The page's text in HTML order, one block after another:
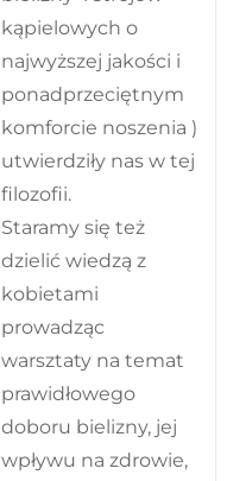
kąpielowych o
najwyższej jakości i
ponadprzeciętnym
komforcie noszenia )
utwierdziły nas w tej
filozofii.
Staramy się też
dzielić wiedzą z
kobietami
prowadząc
warsztaty na temat
prawidłowego
doboru bielizny, jej
wpływu na zdrowie,